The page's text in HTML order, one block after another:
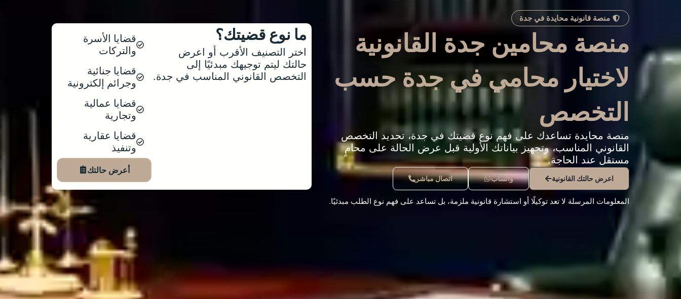
منصة قانونية محايدة في جدة
منصة محامين جدة القانونية
لاختيار محامي في جدة حسب
التخصص
منصة محايدة تساعدك على فهم نوع قضيتك في جدة، تحديد التخصص
القانوني المناسب، وتجهيز بياناتك الأولية قبل عرض الحالة على محامٍ
مستقل عند الحاجة.
اعرض حالتك القانونية واتساب اتصال مباشر
المعلومات المرسلة لا تعد توكيلًا أو استشارة قانونية ملزمة، بل تساعد على فهم نوع الطلب مبدئيًا.
ما نوع قضيتك؟
اختر التصنيف الأقرب أو اعرض
حالتك ليتم توجيهك مبدئيًا إلى
التخصص القانوني المناسب في جدة.
قضايا الأسرة
والتركات
قضايا جنائية
وجرائم إلكترونية
قضايا عمالية
وتجارية
قضايا عقارية
وتنفيذ
أعرض حالتك